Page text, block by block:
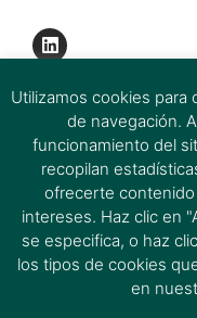
Firmas del Grupo
Utilizamos cookies para
de navegación.
funcionamiento del
recopilan
ofrecerte
intereses. Haz clic en
se especifica, o haz
los tipos de cookies
en